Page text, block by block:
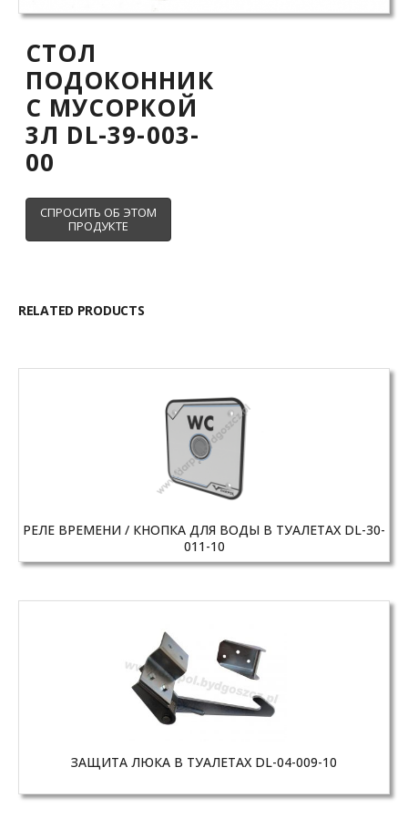
СТОЛ
ПОДОКОННИК
С МУСОРКОЙ
3Л DL-39-003-
00
RELATED PRODUCTS
РЕЛЕ ВРЕМЕНИ / КНОПКА ДЛЯ ВОДЫ В ТУАЛЕТАХ DL-30-
011-10
ЗАЩИТА ЛЮКА В ТУАЛЕТАХ DL-04-009-10